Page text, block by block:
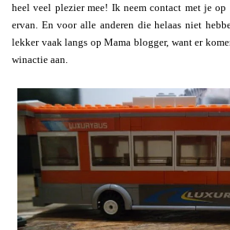
heel veel plezier mee! Ik neem contact met je
ervan. En voor alle anderen die helaas niet
lekker vaak langs op Mama blogger, want er
winactie aan.